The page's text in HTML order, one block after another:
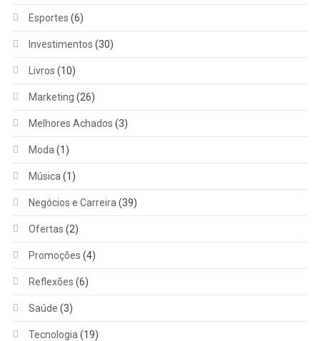
Esportes (6)
Investimentos (30)
Livros (10)
Marketing (26)
Melhores Achados (3)
Moda (1)
Música (1)
Negócios e Carreira (39)
Ofertas (2)
Promoções (4)
Reflexões (6)
Saúde (3)
Tecnologia (19)